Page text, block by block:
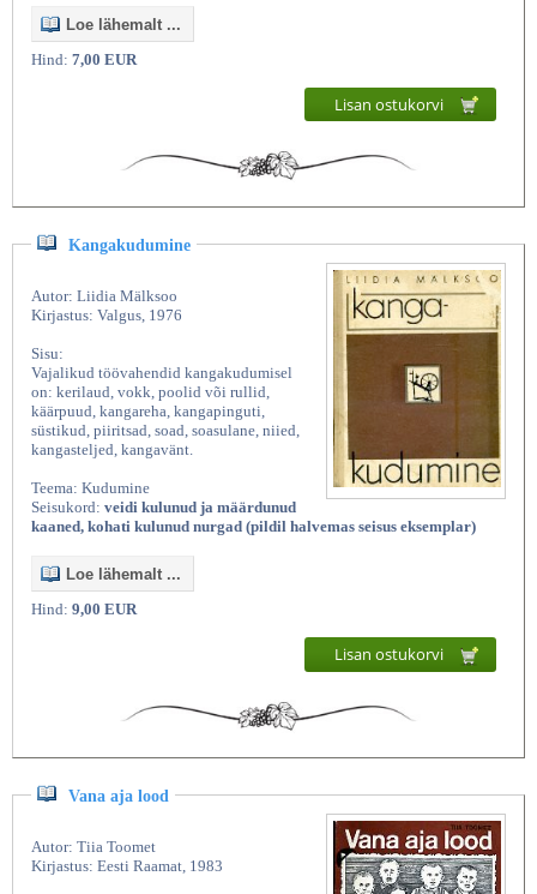
Loe lähemalt ...
Hind: 7,00 EUR
Lisan ostukorvi
Kangakudumine
Autor: Liidia Mälksoo
Kirjastus: Valgus, 1976
Sisu:
Vajalikud töövahendid kangakudumisel
on: kerilaud, vokk, poolid või rullid,
käärpuud, kangareha, kangapinguti,
süstikud, piiritsad, soad, soasulane, niied,
kangasteljed, kangavänt.
Teema: Kudumine
Seisukord: veidi kulunud ja määrdunud
kaaned, kohati kulunud nurgad (pildil halvemas seisus eksemplar)
Loe lähemalt ...
Hind: 9,00 EUR
Lisan ostukorvi
Vana aja lood
Autor: Tiia Toomet
Kirjastus: Eesti Raamat, 1983